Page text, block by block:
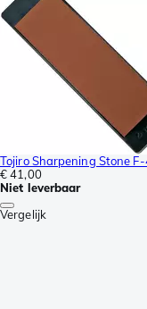
Tojiro Sharpening Stone
€ 41,00
Niet leverbaar
Vergelijk